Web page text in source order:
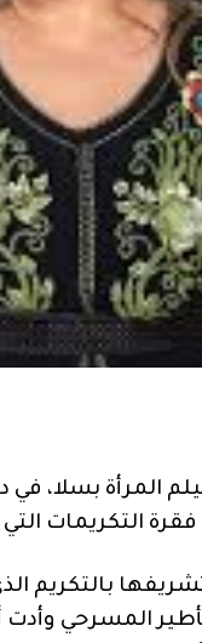
المرأة بسلا،
التكريمات
بالتكريم
المسرحي